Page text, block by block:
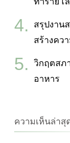
สรุปงาน
สร้างคว
วิกฤตสภ
อาหาร
ความเห็นล่าสุ